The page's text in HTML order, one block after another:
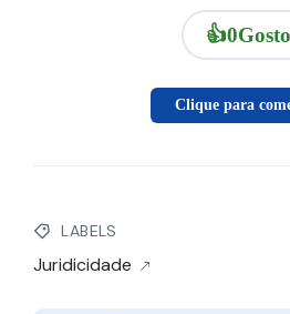
👍0Gosto
Clique para
LABELS
Juridicidade